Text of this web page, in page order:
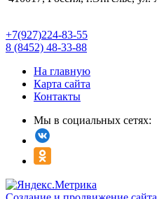
+7(927)224-83-55
8 (8452) 48-33-88
На главную
Карта сайта
Контакты
Мы в социальных сетях: